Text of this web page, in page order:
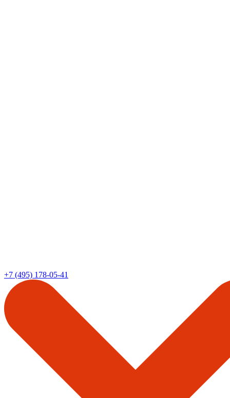
+7 (495) 178-05-41